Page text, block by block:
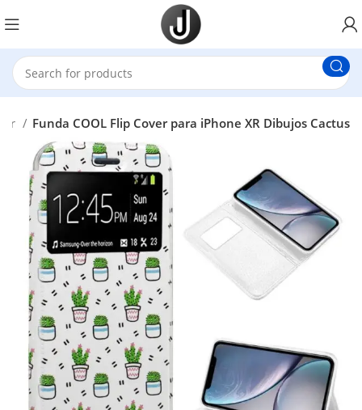
Funda COOL Flip Cover para iPhone XR Dibujos Cactus